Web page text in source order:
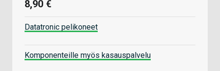
8,90 €
Datatronic pelikoneet
Komponenteille myös kasauspalvelu